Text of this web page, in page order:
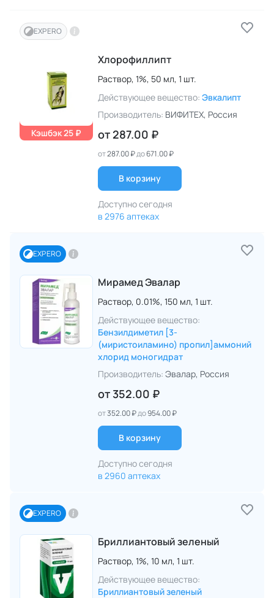
EXPERO
Кэшбэк 25 ₽
Хлорофиллипт
Раствор, 1%, 50 мл, 1 шт.
Действующее вещество: Эвкалипт
Производитель: ВИФИТЕХ, Россия
от 287.00 ₽
от287.00 ₽до671.00 ₽
В корзину
Доступно сегодня
в 2976 аптеках
EXPERO
Мирамед Эвалар
Раствор, 0.01%, 150 мл, 1 шт.
Действующее вещество:
Бензилдиметил [3-
(миристоиламино) пропил]аммоний
хлорид моногидрат
Производитель: Эвалар, Россия
от 352.00 ₽
от352.00 ₽до954.00 ₽
В корзину
Доступно сегодня
в 2960 аптеках
EXPERO
Бриллиантовый зеленый
Раствор, 1%, 10 мл, 1 шт.
Действующее вещество:
Бриллиантовый зеленый